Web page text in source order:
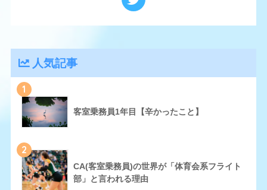
人気記事
1
客室乗務員1年目【辛かったこと】
2
CA(客室乗務員)の世界が「体育会系フライト
部」と言われる理由